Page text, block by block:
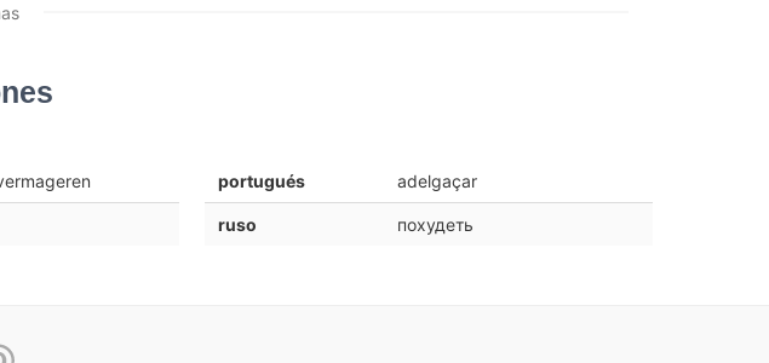
portugués adelgaçar
ruso похудеть